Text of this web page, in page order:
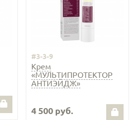
#3-3-9
Крем
«МУЛЬТИПРОТЕКТОР
АНТИЭЙДЖ»
4 500 руб.